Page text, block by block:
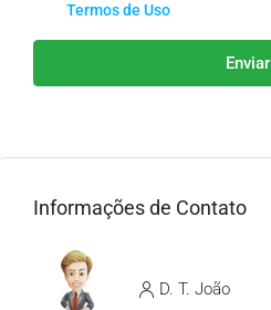
Termos de Uso
Enviar
Informações de Contato
D. T. João